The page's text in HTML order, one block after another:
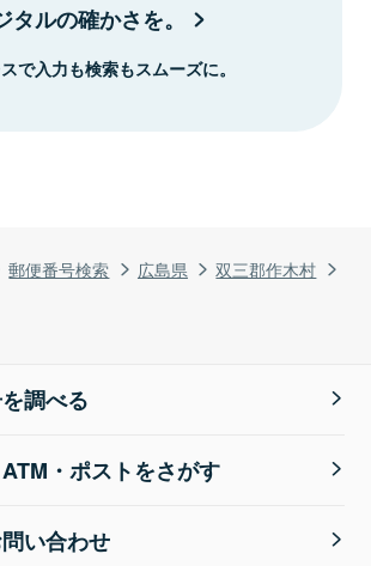
郵便番号検索 広島県
双三郡作木村
ルの確かさを。
で入力も検索もスムーズに。
調べる
・ポストをさがす
い合わせ